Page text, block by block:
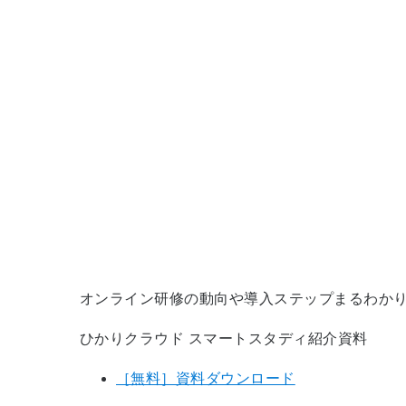
オンライン研修の動向や導入ステップまるわか
ひかりクラウド スマートスタディ紹介資料
［無料］資料ダウンロード